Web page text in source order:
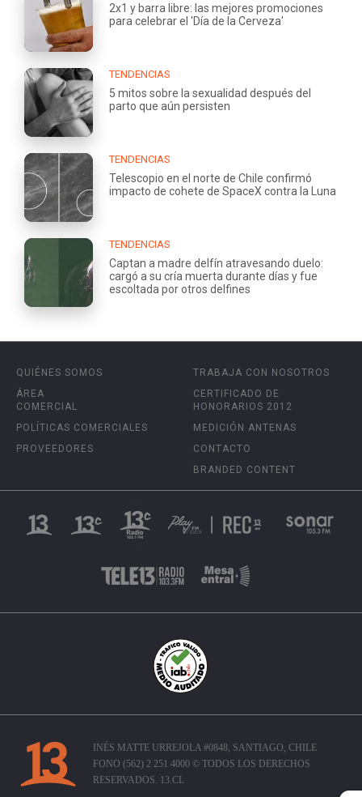
2x1 y barra libre: las mejores promociones
para celebrar el 'Día de la Cerveza'
TENDENCIAS
5 mitos sobre la sexualidad después del
parto que aún persisten
TENDENCIAS
Telescopio en el norte de Chile confirmó
impacto de cohete de SpaceX contra la Luna
TENDENCIAS
Captan a madre delfín atravesando duelo:
cargó a su cría muerta durante días y fue
escoltada por otros delfines
QUIÉNES SOMOS
ÁREA
COMERCIAL
POLÍTICAS COMERCIALES
PROVEEDORES
TRABAJA CON NOSOTROS
CERTIFICADO DE
HONORARIOS 2012
MEDICIÓN ANTENAS
CONTACTO
BRANDED CONTENT
INÉS MATTE URREJOLA #0848, SANTIAGO, CHILE
FONO (562) 2 251 4000 © TODOS LOS DERECHOS
RESERVADOS. 13.CL